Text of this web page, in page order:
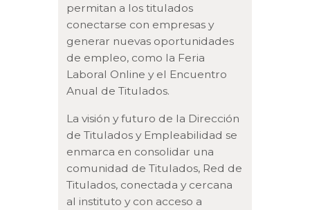
permitan a los titulados
conectarse con empresas y
generar nuevas oportunidades
de empleo, como la Feria
Laboral Online y el Encuentro
Anual de Titulados.
La visión y futuro de la Dirección
de Titulados y Empleabilidad se
enmarca en consolidar una
comunidad de Titulados, Red de
Titulados, conectada y cercana
al instituto y con acceso a